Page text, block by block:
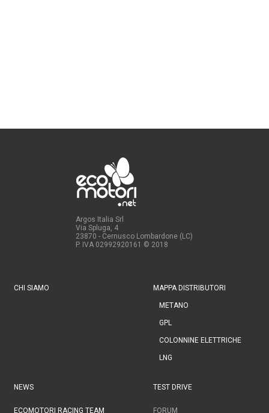
Argos Italia Srl
Via Spluga, 4
23870 - Cernusco Lombardone (LC)
P. IVA 02992920161 © 2018
CHI SIAMO MAPPA DISTRIBUTORI
METANO
GPL
COLONNINE ELETTRICHE
LNG
NEWS TEST DRIVE
ECOMOTORI RACING TEAM FORUM